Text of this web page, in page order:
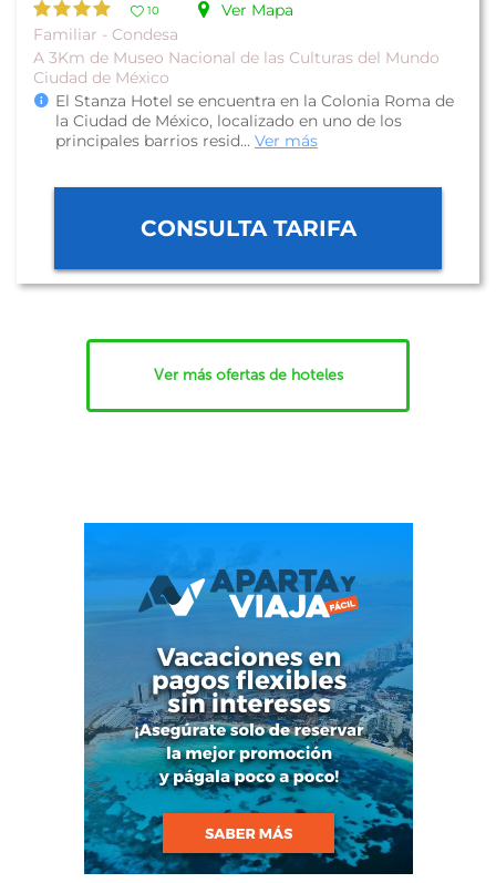
10
Ver Mapa
Familiar - Condesa
A 3Km de Museo Nacional de las Culturas del Mundo
Ciudad de México
El Stanza Hotel se encuentra en la Colonia Roma de
la Ciudad de México, localizado en uno de los
principales barrios resid... Ver más
CONSULTA TARIFA
Ver más ofertas de hoteles